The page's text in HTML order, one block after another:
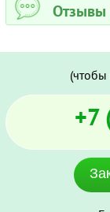
Отзывы
+7